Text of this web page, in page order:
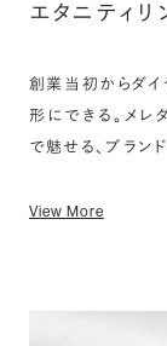
エタニティリ
創業当初からダイ
形にできる。メ
で魅せる、ブラン
View More